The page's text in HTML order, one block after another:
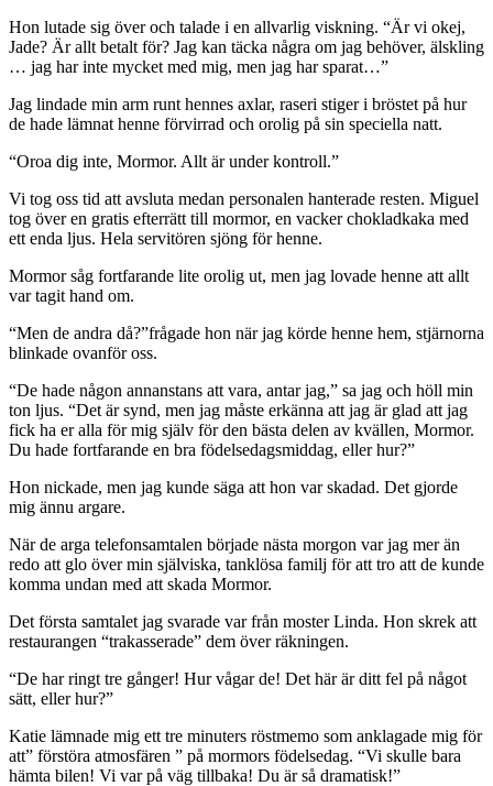
Hon lutade sig över och talade i en allvarlig viskning. “Är vi okej,
Jade? Är allt betalt för? Jag kan täcka några om jag behöver, älskling
… jag har inte mycket med mig, men jag har sparat…”
Jag lindade min arm runt hennes axlar, raseri stiger i bröstet på hur
de hade lämnat henne förvirrad och orolig på sin speciella natt.
“Oroa dig inte, Mormor. Allt är under kontroll.”
Vi tog oss tid att avsluta medan personalen hanterade resten. Miguel
tog över en gratis efterrätt till mormor, en vacker chokladkaka med
ett enda ljus. Hela servitören sjöng för henne.
Mormor såg fortfarande lite orolig ut, men jag lovade henne att allt
var tagit hand om.
“Men de andra då?”frågade hon när jag körde henne hem, stjärnorna
blinkade ovanför oss.
“De hade någon annanstans att vara, antar jag,” sa jag och höll min
ton ljus. “Det är synd, men jag måste erkänna att jag är glad att jag
fick ha er alla för mig själv för den bästa delen av kvällen, Mormor.
Du hade fortfarande en bra födelsedagsmiddag, eller hur?”
Hon nickade, men jag kunde säga att hon var skadad. Det gjorde
mig ännu argare.
När de arga telefonsamtalen började nästa morgon var jag mer än
redo att glo över min själviska, tanklösa familj för att tro att de kunde
komma undan med att skada Mormor.
Det första samtalet jag svarade var från moster Linda. Hon skrek att
restaurangen “trakasserade” dem över räkningen.
“De har ringt tre gånger! Hur vågar de! Det här är ditt fel på något
sätt, eller hur?”
Katie lämnade mig ett tre minuters röstmemo som anklagade mig för
att” förstöra atmosfären ” på mormors födelsedag. “Vi skulle bara
hämta bilen! Vi var på väg tillbaka! Du är så dramatisk!”